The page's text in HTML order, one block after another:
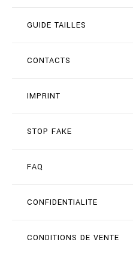
GUIDE TAILLES
CONTACTS
IMPRINT
STOP FAKE
FAQ
CONFIDENTIALITE
CONDITIONS DE VENTE